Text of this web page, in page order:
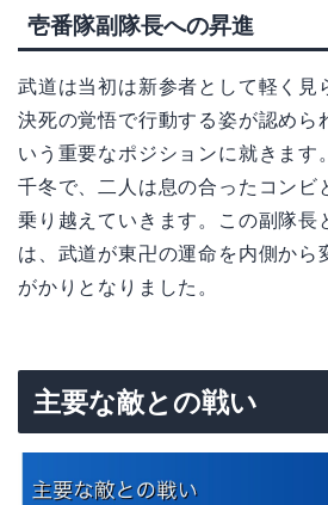
壱番隊副隊長への昇進
武道は当初は新参者として軽く見
決死の覚悟で行動する姿が認めら
いう重要なポジションに就きます
千冬で、二人は息の合ったコンビ
乗り越えていきます。この副隊長
は、武道が東卍の運命を内側から
がかりとなりました。
主要な敵との戦い